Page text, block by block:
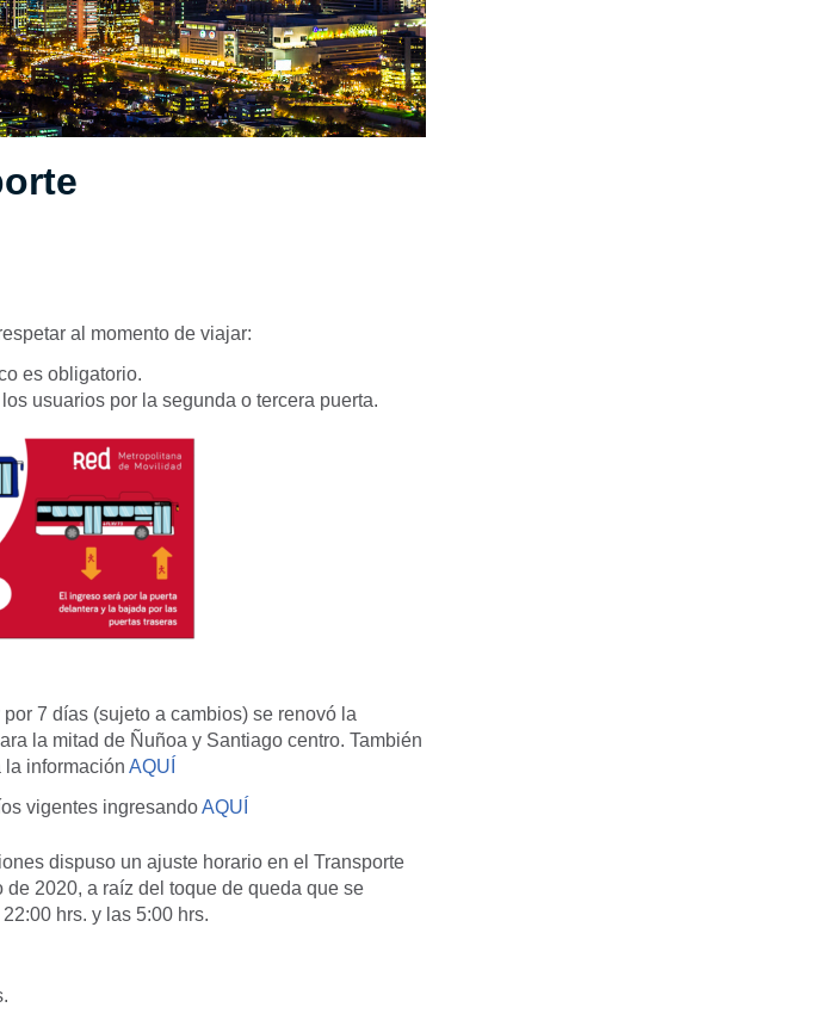
al momento de viajar:
es obligatorio.
usuarios por la segunda o tercera puerta.
7 días (sujeto a cambios) se renovó la
la mitad de Ñuñoa y Santiago centro. También
la información AQUÍ
vigentes ingresandoAQUÍ
dispuso un ajuste horario en el Transporte
2020, a raíz del toque de queda que se
hrs. y las 5:00 hrs.